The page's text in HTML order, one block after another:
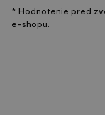
* Hodnotenie pred
e-shopu.